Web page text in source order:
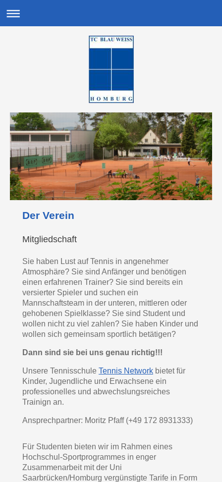
Der Verein
Mitgliedschaft
Sie haben Lust auf Tennis in angenehmer
Atmosphäre? Sie sind Anfänger und benötigen
einen erfahrenen Trainer? Sie sind bereits ein
versierter Spieler und suchen ein
Mannschaftsteam in der unteren, mittleren oder
gehobenen Spielklasse? Sie sind Student und
wollen nicht zu viel zahlen? Sie haben Kinder und
wollen sich gemeinsam sportlich betätigen?
Dann sind sie bei uns genau richtig!!!
Unsere Tennisschule Tennis Network bietet für
Kinder, Jugendliche und Erwachsene ein
professionelles und abwechslungsreiches
Trainign an.
Ansprechpartner: Moritz Pfaff (+49 172 8931333)
Für Studenten bieten wir im Rahmen eines
Hochschul-Sportprogrammes in enger
Zusammenarbeit mit der Uni
Saarbrücken/Homburg vergünstigte Tarife in Form